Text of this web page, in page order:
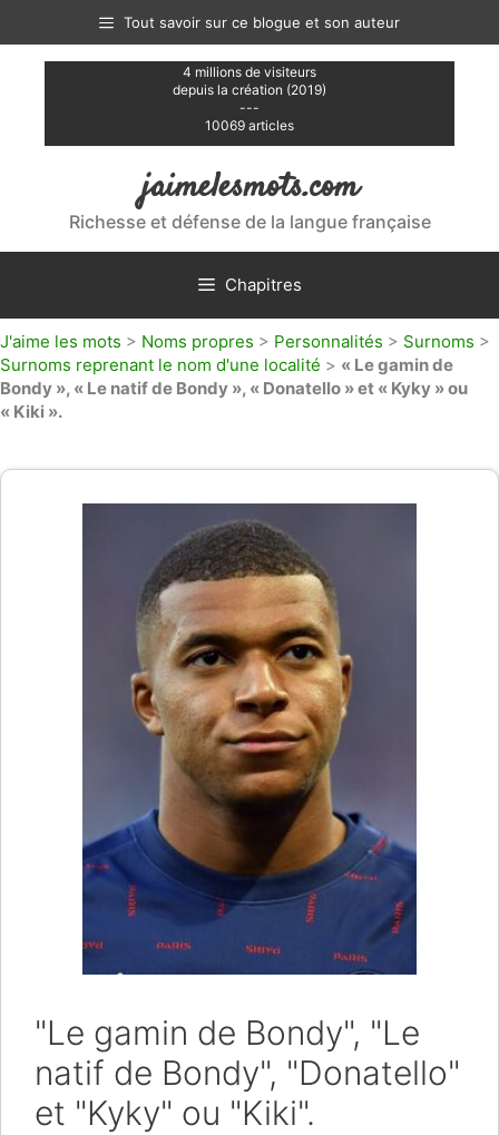
contenu
Tout savoir sur ce blogue et son auteur
4 millions de visiteurs
depuis la création (2019)
---
10069 articles
jaimelesmots.com
Richesse et défense de la langue française
Chapitres
J'aime les mots > Noms propres > Personnalités > Surnoms >
Surnoms reprenant le nom d'une localité > « Le gamin de
Bondy », « Le natif de Bondy », « Donatello » et « Kyky » ou
« Kiki ».
"Le gamin de Bondy", "Le
natif de Bondy", "Donatello"
et "Kyky" ou "Kiki".